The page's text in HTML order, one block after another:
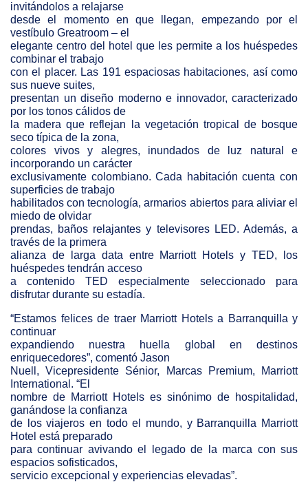
invitándolos a relajarse
desde el momento en que llegan, empezando por el
vestíbulo Greatroom – el
elegante centro del hotel que les permite a los huéspedes
combinar el trabajo
con el placer. Las 191 espaciosas habitaciones, así como
sus nueve suites,
presentan un diseño moderno e innovador, caracterizado
por los tonos cálidos de
la madera que reflejan la vegetación tropical de bosque
seco típica de la zona,
colores vivos y alegres, inundados de luz natural e
incorporando un carácter
exclusivamente colombiano. Cada habitación cuenta con
superficies de trabajo
habilitados con tecnología, armarios abiertos para aliviar el
miedo de olvidar
prendas, baños relajantes y televisores LED. Además, a
través de la primera
alianza de larga data entre Marriott Hotels y TED, los
huéspedes tendrán acceso
a contenido TED especialmente seleccionado para
disfrutar durante su estadía.
“Estamos felices de traer Marriott Hotels a Barranquilla y
continuar
expandiendo nuestra huella global en destinos
enriquecedores”, comentó Jason
Nuell, Vicepresidente Sénior, Marcas Premium, Marriott
International. “El
nombre de Marriott Hotels es sinónimo de hospitalidad,
ganándose la confianza
de los viajeros en todo el mundo, y Barranquilla Marriott
Hotel está preparado
para continuar avivando el legado de la marca con sus
espacios sofisticados,
servicio excepcional y experiencias elevadas”.